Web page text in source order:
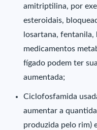
amitriptilina, por
esteroidais,
losartana,
medicamentos
fígado podem ter
aumentada;
Ciclofosfamida
aumentar a
produzida pelo rim)